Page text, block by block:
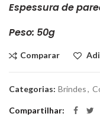
Espessura de
Peso: 50g
Comparar
Categorias: Brindes,
Compartilhar